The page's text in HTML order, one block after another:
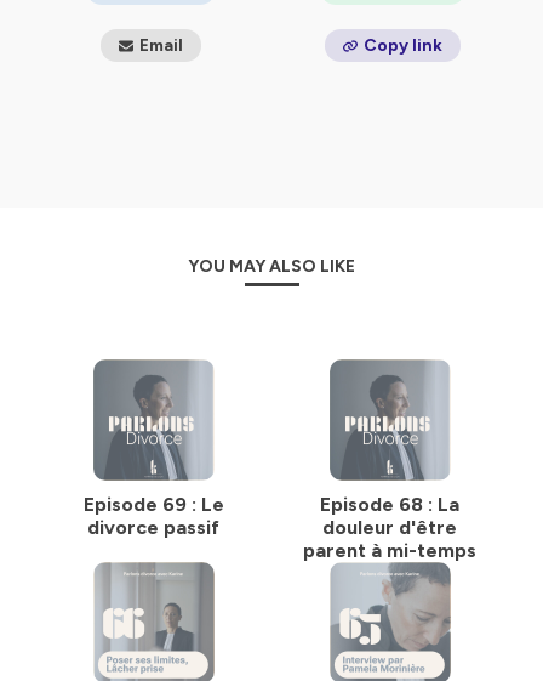
Email Copy link
YOU MAY ALSO LIKE
Episode 69 : Le
divorce passif
Episode 68 : La
douleur d'être
parent à mi-temps